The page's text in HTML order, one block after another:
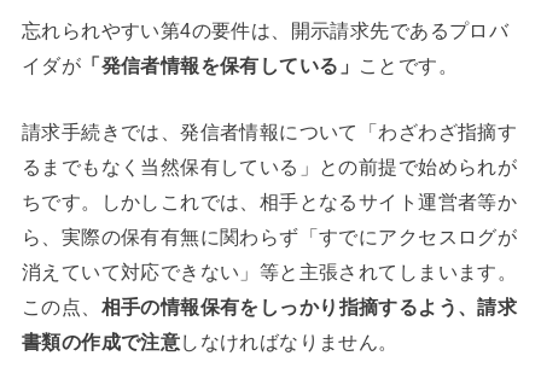
忘れられやすい第4の要件は、開示請求先であるプロバ
イダが 「発信者情報を保有している」 ことです。
請求手続きでは、発信者情報について「わざわざ指摘す
るまでもなく当然保有している」との前提で始められが
ちです。しかしこれでは、相手となるサイト運営者等か
ら、実際の保有有無に関わらず「すでにアクセスログが
消えていて対応できない」等と主張されてしまいます。
この点、 相手の情報保有をしっかり指摘するよう、請求
書類の作成で注意しなければなりません。